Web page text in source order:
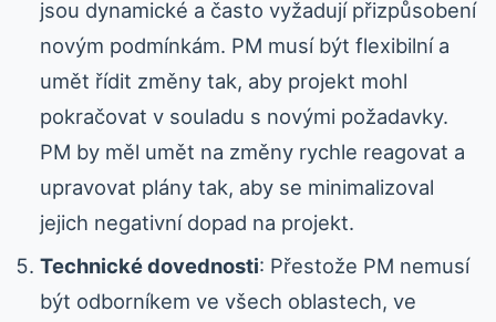
jsou dynamické a často vyžadují přizpůsobení
novým podmínkám. PM musí být flexibilní a
umět řídit změny tak, aby projekt mohl
pokračovat v souladu s novými požadavky.
PM by měl umět na změny rychle reagovat a
upravovat plány tak, aby se minimalizoval
jejich negativní dopad na projekt.
Technické dovednosti: Přestože PM nemusí
být odborníkem ve všech oblastech, ve